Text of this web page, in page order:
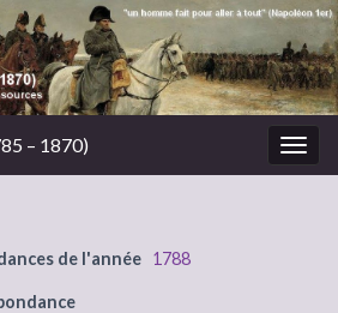
– 1870)
de l'année 1788